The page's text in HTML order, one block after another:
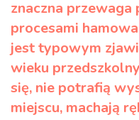
znaczna przewaga
procesami
jest typowym
wieku
się, nie potrafią
miejscu, machają